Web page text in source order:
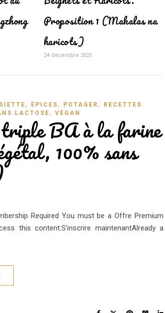
Proposition 1 (Makalas na
haricots)
24 décembre 2021
, ÉPICES, POTAGER ,
RECETTES
LACTOSE, VÉGAN
BA à la farine
100% sans
Required You must be a Offre Premium
this content.S’inscrire maintenantAlready a